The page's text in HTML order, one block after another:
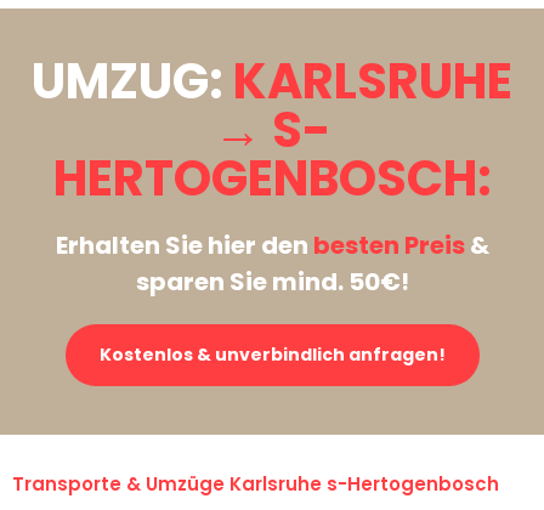
UMZUG: KARLSRUHE
→ S-
HERTOGENBOSCH:
Erhalten Sie hier den besten Preis&
sparen Sie mind. 50€!
Kostenlos & unverbindlich anfragen!
Transporte & Umzüge Karlsruhe s-Hertogenbosch